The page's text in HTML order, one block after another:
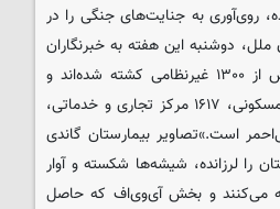
روی‌آوری به جنایت‌های جنگی را در
دوشنبه این هفته به خبرنگاران
ارائه کرد، تصویری تکان‌دهنده از این جنایت‌ها ترسیم می‌کند: «بیش از ۱۳۰۰ غیرنظامی کشته شده‌اند و
۹۶۶۹ سایت غیرنظامی ویران شده است. این آمار شامل ۷۹۴۳ خانه مسکونی، ۱۶۱۷ مرکز تجاری و خدماتی،
ساختمان جمعیت هلال‌احمر است.»تصاویر بیمارستان گاندی
را لرزانده، شیشه‌ها شکسته و آوار
می‌کنند و بخش آی‌وی‌اف که حاصل